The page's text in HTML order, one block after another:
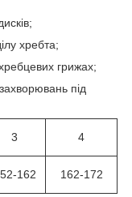
хребта;
грижах;
під
3 4
162 162-172